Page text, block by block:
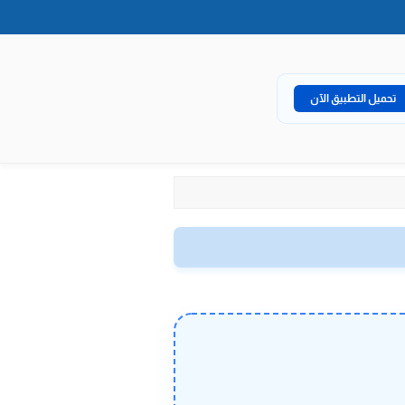
تحميل التطبيق الآن